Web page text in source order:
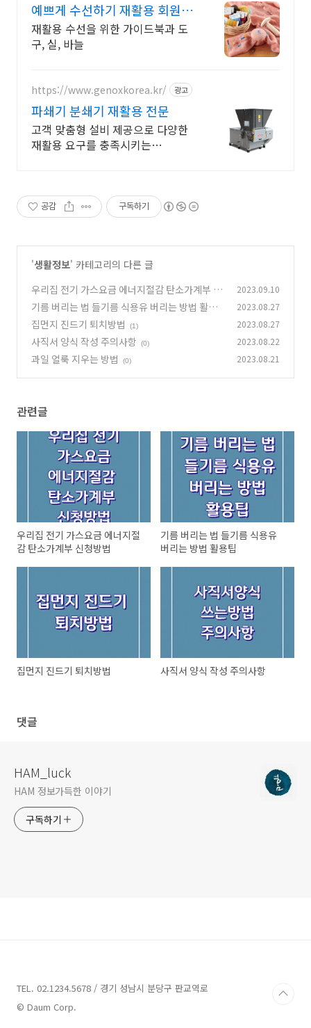
예쁘게 수선하기 재활용 회원가
입시 3% 즉시할인
재활용 수선을 위한 가이드북과 도
구, 실, 바늘
https://www.genoxkorea.kr/ 광고
파쇄기 분쇄기 재활용 전문
고객 맞춤형 설비 제공으로 다양한
재활용 요구를 충족시키는
공감 구독하기
'생활정보' 카테고리의 다른 글
우리집 전기 가스요금 에너지절감 탄소가계부 신
청방법 (0)
2023.09.10
기름 버리는 법 들기름 식용유 버리는 방법 활용
팁
(0)
2023.08.27
집먼지 진드기 퇴치방법 (1) 2023.08.27
사직서 양식 작성 주의사항 (0) 2023.08.22
과일 얼룩 지우는 방법 (0) 2023.08.21
관련글
우리집 전기 가스요금 에너지절
감 탄소가계부 신청방법
기름 버리는 법 들기름 식용유
버리는 방법 활용팁
집먼지 진드기 퇴치방법 사직서 양식 작성 주의사항
댓글
HAM_luck
HAM 정보가득한 이야기
구독하기
TEL. 02.1234.5678 / 경기 성남시 분당구 판교역로
© Daum Corp.